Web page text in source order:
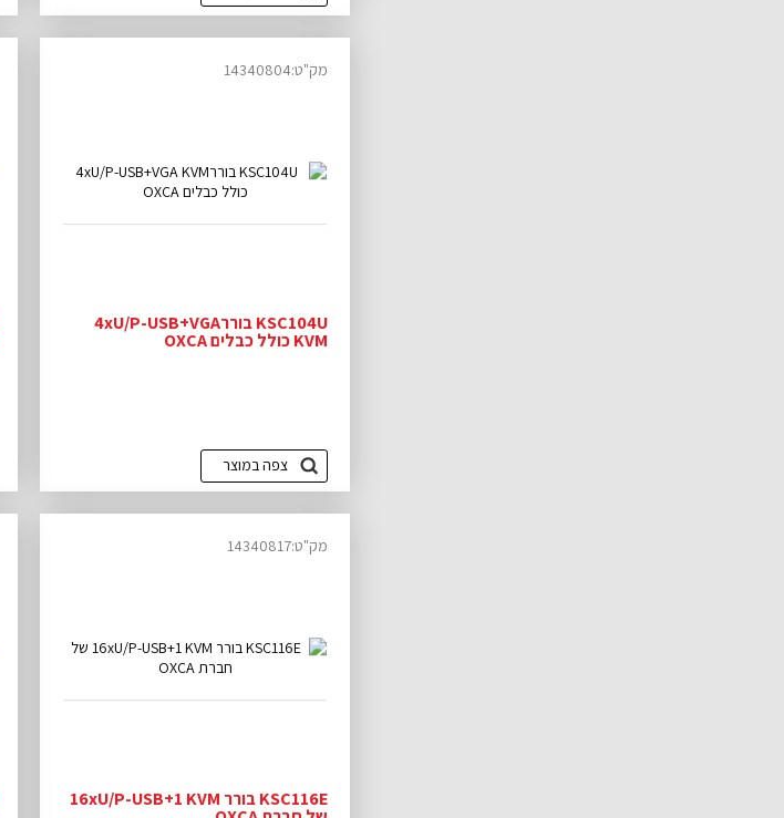
KSC104U בורר4xU/P-USB+VGA
KVM כולל כבלים OXCA
צפה במוצר
מק"ט:14340804
KSC116E בורר 16xU/P-USB+1 KVM
מק"ט:14340817